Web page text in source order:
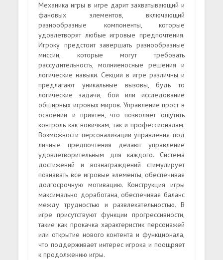
Механика игры в игре дарит захватывающий и
фановых элементов, включающий
разнообразные компоненты, которые
удовлетворят любые игровые предпочтения.
Игроку предстоит завершать разнообразные
миссии, которые могут требовать
рассудительность, молниеносные решения и
логические навыки. Секции в игре различны и
предлагают уникальные вызовы, будь то
логические задачи, бои или исследование
обширных игровых миров. Управление прост в
освоении и приятен, что позволяет ощутить
контроль как новичкам, так и профессионалам.
Возможности персонализации управления под
личные предпочтения делают управление
удовлетворительным для каждого. Система
достижений и вознаграждений стимулирует
познавать все игровые элементы, обеспечивая
долгосрочную мотивацию. Конструкция игры
максимально доработана, обеспечивая баланс
между трудностью и развлекательностью. В
игре присутствуют функции прогрессивности,
такие как прокачка характеристик персонажей
или открытие нового контента и функционала,
что поддерживает интерес игрока и поощряет
к продолжению игры.